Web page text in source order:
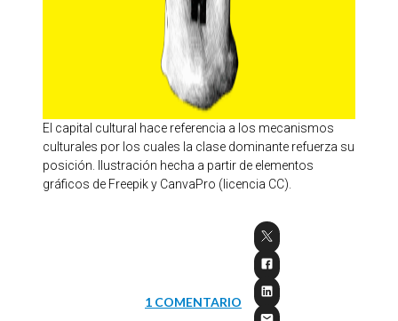
El capital cultural hace referencia a los mecanismos
culturales por los cuales la clase dominante refuerza su
posición. Ilustración hecha a partir de elementos
gráficos de Freepik y CanvaPro (licencia CC).
1 COMENTARIO